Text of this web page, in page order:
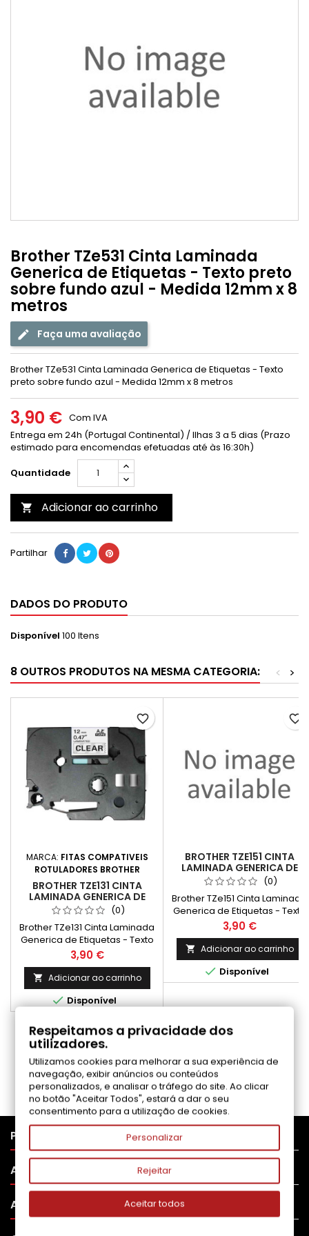
Brother TZe531 Cinta Laminada
Generica de Etiquetas - Texto preto
sobre fundo azul - Medida 12mm x 8
metros
Faça uma avaliação
Brother TZe531 Cinta Laminada Generica de Etiquetas - Texto
preto sobre fundo azul - Medida 12mm x 8 metros
3,90 € Com IVA
Entrega em 24h (Portugal Continental) / Ilhas 3 a 5 dias (Prazo
estimado para encomendas efetuadas até às 16:30h)
Quantidade
 Adicionar ao carrinho
Partilhar
DADOS DO PRODUTO
Disponível 100 Itens
8 OUTROS PRODUTOS NA MESMA CATEGORIA: >
<
MARCA: FITAS COMPATIVEIS
ROTULADORES BROTHER
BROTHER TZE131 CINTA
LAMINADA GENERICA DE
ETIQUETAS - TEXTO PRETO
SOBRE FUNDO
TRANSPARENTE - MEDIDA
12MM X 8 METROS
(0)
Brother TZe131 Cinta Laminada
Generica de Etiquetas - Texto
preto sobre fundo
transparente - Medida 12mm x
8 metros
Preço
3,90 €
 Adicionar ao carrinho
Disponível
favorite_border
BROTHER TZE151 CINTA
LAMINADA GENERICA DE
ETIQUETAS - TEXTO PRETO
SOBRE FUNDO
TRANSPARENTE - MEDIDA
24MM X 8 METROS
(0)
Brother TZe151 Cinta Laminada
Generica de Etiquetas - Texto
preto sobre fundo
transparente - Medida 24mm x
8 metros
Preço
3,90 €
 Adicionar ao carrinho
 Disponível
favorite_border
COMENTÁRIOS (0)
Seja o primeiro a fazer uma avaliação
PRODUTOS
APOIO AO CLIENTE
A SUA CONTA
Respeitamos a privacidade dos
utilizadores.
Utilizamos cookies para melhorar a sua experiência de
navegação, exibir anúncios ou conteúdos
personalizados, e analisar o tráfego do site. Ao clicar
no botão "Aceitar Todos", estará a dar o seu
consentimento para a utilização de cookies.
Personalizar
Rejeitar
Aceitar todos